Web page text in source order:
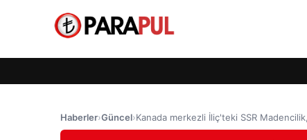
Haberler›Güncel›Kanada merkezli İliç'teki SSR